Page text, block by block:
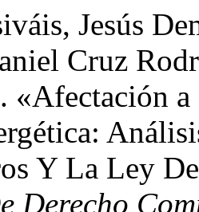
Jesús
Cruz
«Afectación
Y La Ley
Derecho